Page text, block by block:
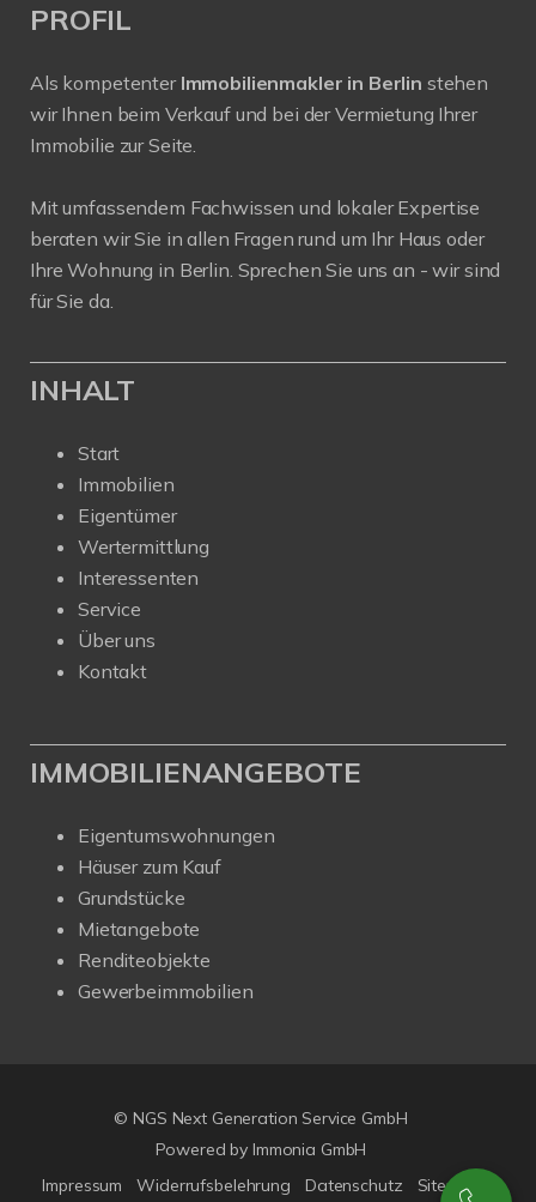
PROFIL
Als kompetenter Immobilienmakler in Berlin stehen
wir Ihnen beim Verkauf und bei der Vermietung Ihrer
Immobilie zur Seite.
Mit umfassendem Fachwissen und lokaler Expertise
beraten wir Sie in allen Fragen rund um Ihr Haus oder
Ihre Wohnung in Berlin. Sprechen Sie uns an - wir sind
für Sie da.
INHALT
Start
Immobilien
Eigentümer
Wertermittlung
Interessenten
Service
Über uns
Kontakt
IMMOBILIENANGEBOTE
Eigentumswohnungen
Häuser zum Kauf
Grundstücke
Mietangebote
Renditeobjekte
Gewerbeimmobilien
© NGS Next Generation Service GmbH
Powered by Immonia GmbH
Impressum
Widerrufsbelehrung Datenschutz Sitemap